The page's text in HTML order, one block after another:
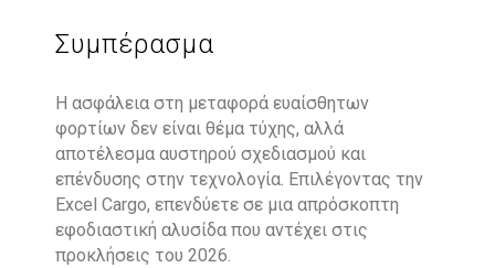
Συμπέρασμα
Η ασφάλεια στη μεταφορά ευαίσθητων
φορτίων δεν είναι θέμα τύχης, αλλά
αποτέλεσμα αυστηρού σχεδιασμού και
επένδυσης στην τεχνολογία. Επιλέγοντας την
Excel Cargo, επενδύετε σε μια απρόσκοπτη
εφοδιαστική αλυσίδα που αντέχει στις
προκλήσεις του 2026.